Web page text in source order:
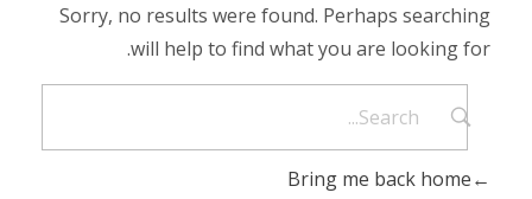
Sorry, no results were found. Perhaps searching
will help to find what you are looking for.
Bring me back home